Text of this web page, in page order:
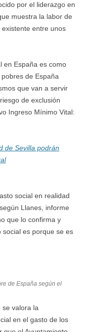
por el liderazgo en
muestra la labor de
entre unos
en España es como
de España
que van a servir
de exclusión
Ingreso Mínimo Vital:
de Sevilla podrán
social en realidad
Llanes, informe
que lo confirma y
social es porque se es
de España según el
se valora la
en el gasto de los